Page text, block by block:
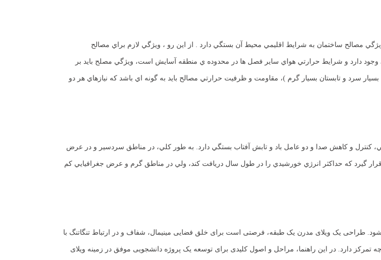
مصالح ساختمان به شرايط اقليمي محيط آن بستگي دارد . از اين رو ، ويژگي لازم براي مصالح
دارد و شرايط حرارتي هواي ساير فصل ها در محدوده ي منطقه آسايش است، ويژگي مصلح بايد بر
سرد و تابستان بسيار گرم )، مقاومت و ظرفيت حرارتي مصالح بايد به گونه اي باشد كه نيازهاي هر دو
كنترل و كاهش صدا و دو عامل باد و تابش آفتاب بستگي دارد. به طور كلي، در مناطق سردسير و در عرض
قرار گيرد كه حداكثر انرژي خورشيدي را در طول سال دريافت كند، ولي در مناطق گرم و عرض جغرافيايي كم
طراحی یک ویلای مدرن یک طبقه، فرصتی است برای خلق فضایی مینیمال، شفاف و در ارتباط تنگاتنگ با
تمرکز دارد. در این راهنما، مراحل و اصول کلیدی برای توسعه یک پروژه دانشجویی موفق در زمینه ویلای